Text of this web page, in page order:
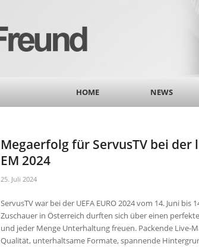
HOME NEWS
Megaerfolg für ServusTV bei
EM 2024
25. Juli 2024
ServusTV war bei der UEFA EURO 2024 vom 14. Juni bis
Zuschauer in Österreich durften sich über einen
und jeder Menge Unterhaltung freuen. Packende Live-
Qualität, unterhaltsame Formate, spannende